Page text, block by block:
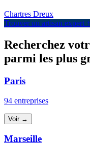
Chartres Dreux
Trouver un artisan expert ↑
Recherchez
parmi les plus
Paris
94 entreprises
Voir →
Marseille